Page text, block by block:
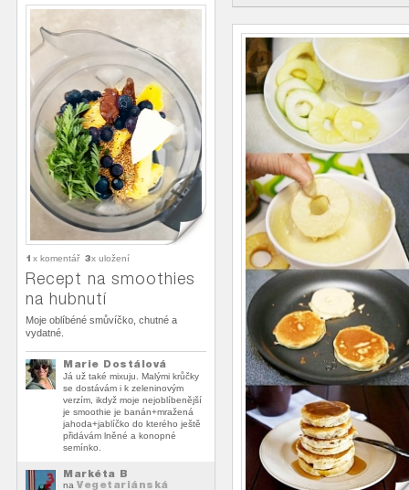
1 x komentář 3x uložení
Recept na smoothies
na hubnutí
Moje oblíbéné smůvíčko, chutné a
vydatné.
Marie Dostálová
Já už také mixuju. Malými krůčky
se dostávám i k zeleninovým
verzím, ikdyž moje nejoblíbenější
je smoothie je banán+mražená
jahoda+jablíčko do kterého ještě
přidávám lněné a konopné
semínko.
Markéta B
na Vegetariánská